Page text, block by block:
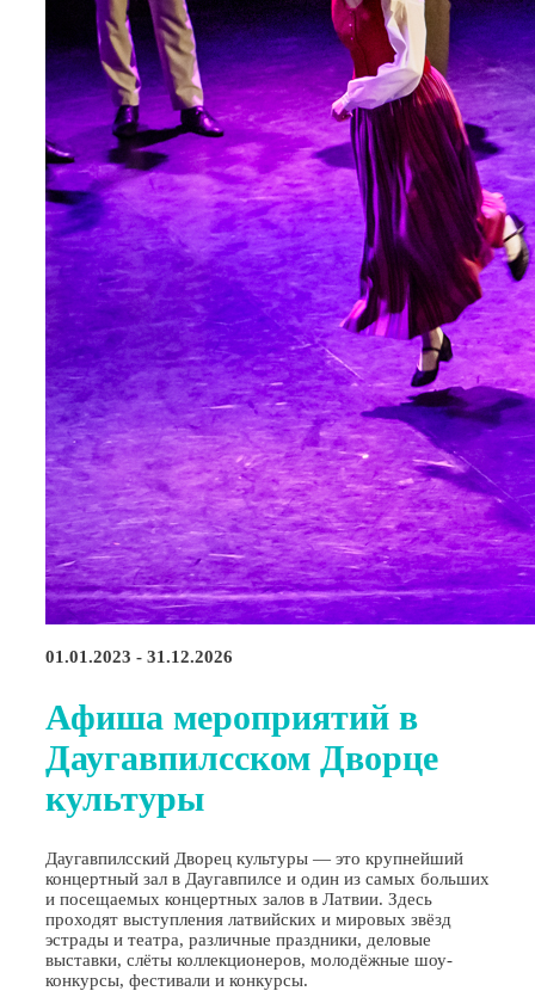
01.01.2023 - 31.12.2026
Афиша мероприятий в
Даугавпилсском Дворце
культуры
Даугавпилсский Дворец культуры — это крупнейший
концертный зал в Даугавпилсе и один из самых больших
и посещаемых концертных залов в Латвии. Здесь
проходят выступления латвийских и мировых звёзд
эстрады и театра, различные праздники, деловые
выставки, слёты коллекционеров, молодёжные шоу-
конкурсы, фестивали и конкурсы.